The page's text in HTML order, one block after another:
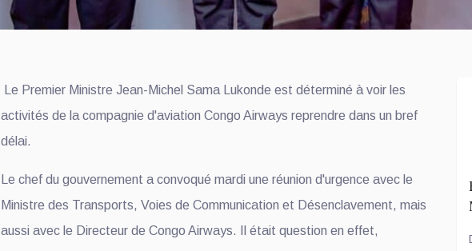
Le Premier Ministre Jean-Michel Sama Lukonde est déterminé à voir les
activités de la compagnie d'aviation Congo Airways reprendre dans un bref
délai.
Le chef du gouvernement a convoqué mardi une réunion d'urgence avec le
Ministre des Transports, Voies de Communication et Désenclavement, mais
aussi avec le Directeur de Congo Airways. Il était question en effet,